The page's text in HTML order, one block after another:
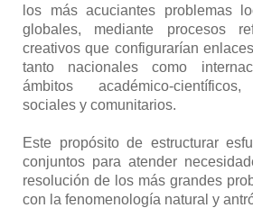
los más acuciantes problemas
globales, mediante procesos
creativos que configurarían
tanto nacionales como
ámbitos académico-científicos,
sociales y comunitarios.
Este propósito de estructurar
conjuntos para atender
resolución de los más grandes
con la fenomenología natural y